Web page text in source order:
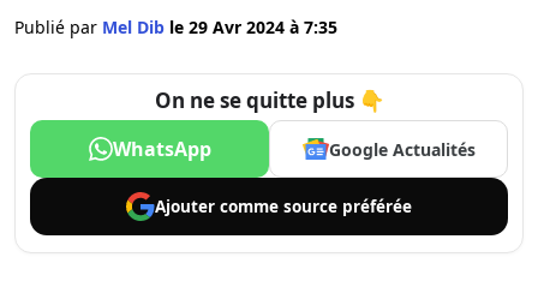
Publié par Mel Dib le 29 Avr 2024 à 7:35
On ne se quitte plus 👇
WhatsApp Google Actualités
Ajouter comme source préférée